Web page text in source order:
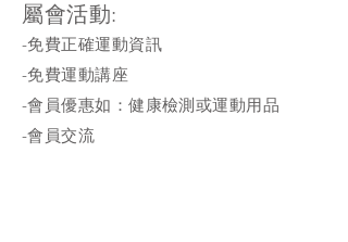
屬會活動:
-免費正確運動資訊
-免費運動講座
-會員優惠如：健康檢測或運動用品
-會員交流